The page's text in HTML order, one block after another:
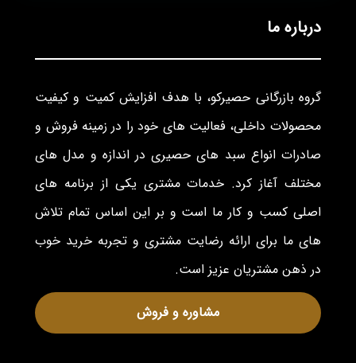
درباره ما
گروه بازرگانی حصیرکو، با هدف افزایش کمیت و کیفیت
محصولات داخلی، فعالیت های خود را در زمینه فروش و
صادرات انواع سبد های حصیری در اندازه و مدل های
مختلف آغاز کرد. خدمات مشتری یکی از برنامه های
اصلی کسب و کار ما است و بر این اساس تمام تلاش
های ما برای ارائه رضایت مشتری و تجربه خرید خوب
در ذهن مشتریان عزیز است.
مشاوره و فروش